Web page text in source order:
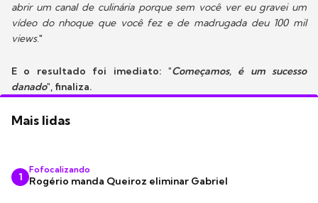
abrir um canal de culinária porque sem você ver eu gravei um
vídeo do nhoque que você fez e de madrugada deu 100 mil
views."
E o resultado foi imediato: "Começamos, é um sucesso
danado", finaliza.
Mais lidas
1
Fofocalizando
Rogério manda Queiroz eliminar Gabriel